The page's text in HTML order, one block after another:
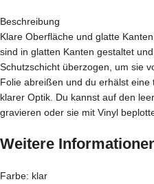
Beschreibung
Klare Oberfläche und glatte
sind in glatten Kanten gestaltet
Schutzschicht überzogen, um sie
Folie abreißen und du erhälst
klarer Optik. Du kannst auf den
gravieren oder sie mit Vinyl
Weitere
Farbe: klar